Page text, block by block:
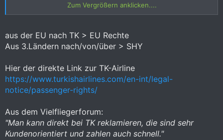
Ihre Rechte bei Flugausfall, Verspätung oder
Nichtbeförderung in der Türkei. Jetzt Entschädigung
www.airhelp.de
Passagiere, die in einem ähnlichen Fall nicht bereits proaktiv
einen solchen Zettel ausgehändigt bekommen haben und im
Nachgang ihre Rechte durchsetzen möchten.
Zum Vergrößern anklicken....
aus der EU nach TK > EU Rechte
Aus 3.Ländern nach/von/über > SHY
Hier der direkte Link zur TK-Airline
https://www.turkishairlines.com/en-int/legal-
notice/passenger-rights/
Aus dem Vielfliegerforum:
"Man kann direkt bei TK reklamieren, die sind sehr
Kundenorientiert und zahlen auch schnell."